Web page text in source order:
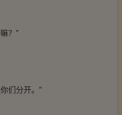
？”
们分开。”